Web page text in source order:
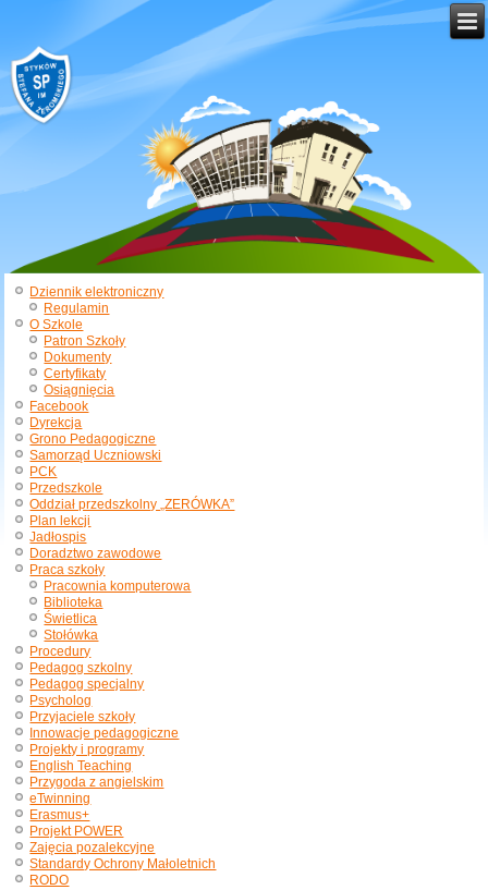
Dziennik elektroniczny
Regulamin
O Szkole
Patron Szkoły
Dokumenty
Certyfikaty
Osiągnięcia
Facebook
Dyrekcja
Grono Pedagogiczne
Samorząd Uczniowski
PCK
Przedszkole
Oddział przedszkolny „ZERÓWKA”
Plan lekcji
Jadłospis
Doradztwo zawodowe
Praca szkoły
Pracownia komputerowa
Biblioteka
Świetlica
Stołówka
Procedury
Pedagog szkolny
Pedagog specjalny
Psycholog
Przyjaciele szkoły
Innowacje pedagogiczne
Projekty i programy
English Teaching
Przygoda z angielskim
eTwinning
Erasmus+
Projekt POWER
Zajęcia pozalekcyjne
Standardy Ochrony Małoletnich
RODO